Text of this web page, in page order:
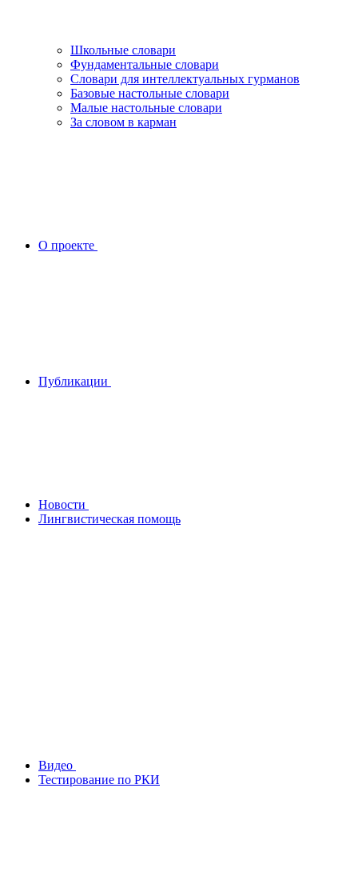
Школьные словари
Фундаментальные словари
Словари для интеллектуальных гурманов
Базовые настольные словари
Малые настольные словари
За словом в карман
О проекте
Публикации
Новости
Лингвистическая помощь
Видео
Тестирование по РКИ